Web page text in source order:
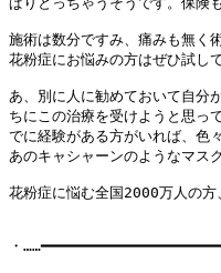
施術は数分ですみ、痛みも無く
花粉症にお悩みの方はぜひ試し
あ、別に人に勧めておいて自分
ちにこの治療を受けようと思っ
でに経験がある方がいれば、色
あのキャシャーンのようなマス
花粉症に悩む全国2000万人の
・